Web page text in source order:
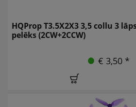
HQProp T3.5X2X3 3,5 collu 3
pelēks (2CW+2CCW)
€ 3,50 *